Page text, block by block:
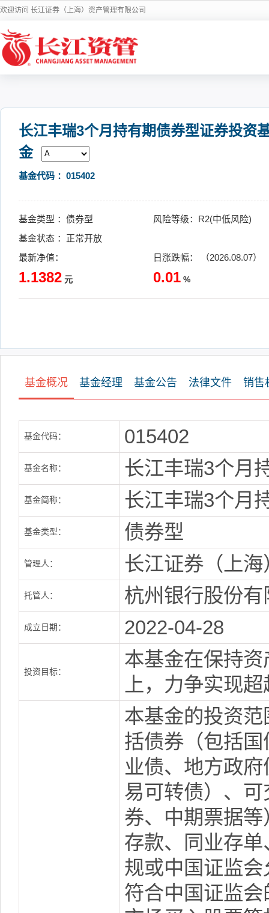
欢迎访问 长江证券（上海）资产管理有限公司
长江丰瑞3个月持有期债券型证券投资
金
基金代码 ：015402
基金类型 ：债券型
风险等级：R2(中低风险)
基金状态 ：正常开放
最新净值：
1.1382 元
日涨跌幅： （2026.08.07）
0.01 %
基金概况 基金经理 基金公告 法律文件 销售
基金代码： 015402
基金名称： 长江丰瑞3个月
基金简称： 长江丰瑞3个月
基金类型： 债券型
管理人： 长江证券（上
托管人： 杭州银行股份有
成立日期： 2022-04-28
投资目标：
本基金在保持
上，力争实现
本基金的投资
括债券（包括
业债、地方政
易可转债）、
券、中期票据
存款、同业存
规或中国证监
符合中国证监